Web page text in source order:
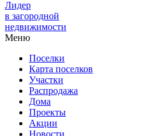
Лидер
в загородной
недвижимости
Меню
Поселки
Карта поселков
Участки
Распродажа
Дома
Проекты
Акции
Новости